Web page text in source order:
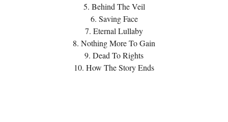
5. Behind The Veil
6. Saving Face
7. Eternal Lullaby
8. Nothing More To Gain
9. Dead To Rights
10. How The Story Ends